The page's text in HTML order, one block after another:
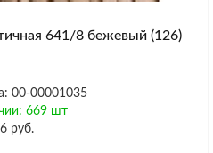
641/8 бежевый (126)
00-00001035
669 шт
руб.